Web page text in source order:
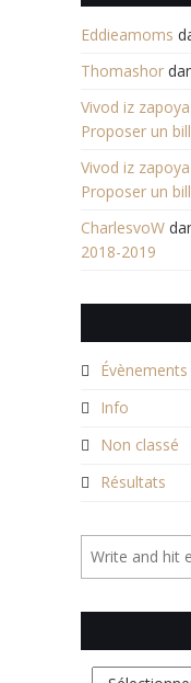
Eddieamoms
Thomashor
Vivod iz
Proposer un
Vivod iz
Proposer un
CharlesvoW
2018-2019
Évènements
Info
Non classé
Résultats
Archives